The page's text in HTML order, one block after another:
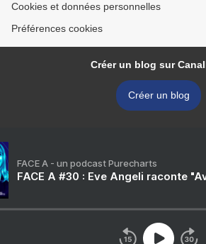
Cookies et données personnelles
Préférences cookies
Créer un blog sur
Créer un blog
FACE A - un podcast Purecharts
FACE A #30 : Eve Angeli raconte